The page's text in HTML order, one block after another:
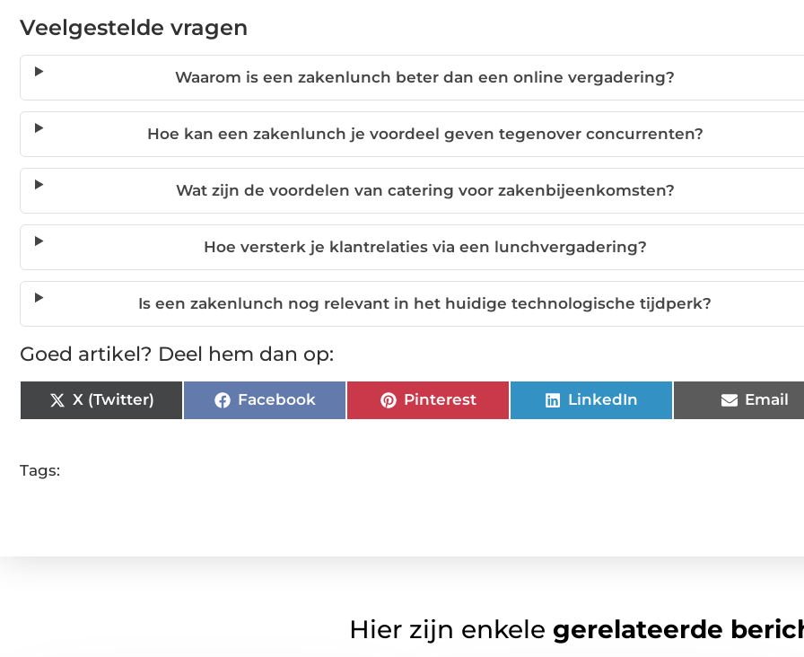
Veelgestelde vragen
Waarom is een zakenlunch beter dan een online vergadering?
Hoe kan een zakenlunch je voordeel geven tegenover concurrenten?
Wat zijn de voordelen van catering voor zakenbijeenkomsten?
Hoe versterk je klantrelaties via een lunchvergadering?
Is een zakenlunch nog relevant in het huidige technologische tijdperk?
Goed artikel? Deel hem dan op:
X (Twitter) Facebook Pinterest LinkedIn Email
Tags:
Hier zijn enkele gerelateerde